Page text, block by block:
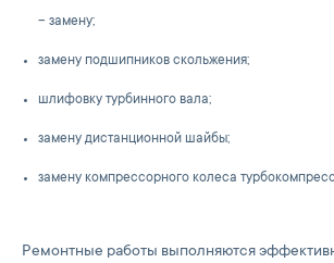
– замену;
замену подшипников скольжения;
шлифовку турбинного вала;
замену дистанционной шайбы;
замену компрессорного колеса
Ремонтные работы выполняются